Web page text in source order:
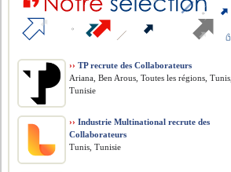
›› TP recrute des Collaborateurs
Ariana, Ben Arous, Toutes les régions, Tunis,
Tunisie
›› Industrie Multinational recrute des
Collaborateurs
Tunis, Tunisie